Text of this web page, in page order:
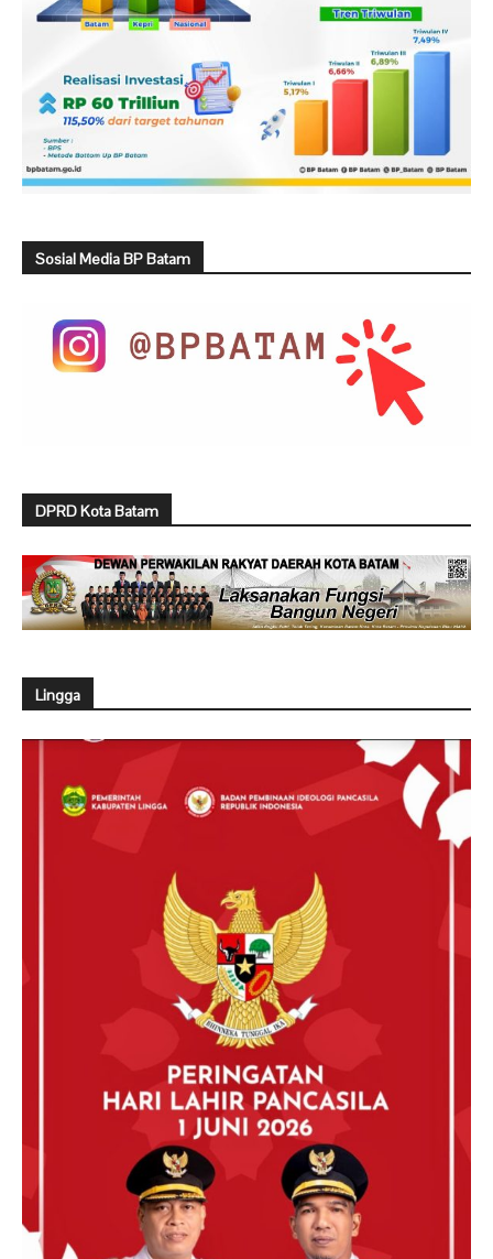
Sosial Media BP Batam
DPRD Kota Batam
Lingga